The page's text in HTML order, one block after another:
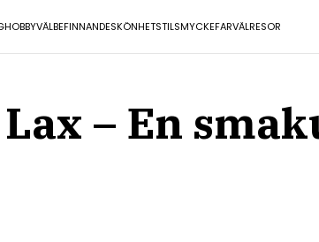
HOBBYVÄLBEFINNANDESKÖNHETSTILSMYCKEFARVÄLRESOR
– En